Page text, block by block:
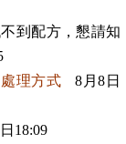
到配方，懇請知
理方式 8月8日
18:09